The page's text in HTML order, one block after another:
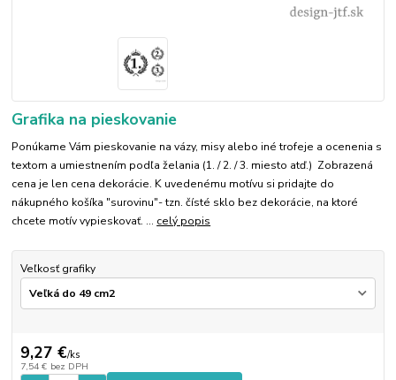
Grafika na pieskovanie
Ponúkame Vám pieskovanie na vázy, misy alebo iné trofeje a ocenenia s
textom a umiestnením podľa želania (1. / 2. / 3. miesto atď.) Zobrazená
cena je len cena dekorácie. K uvedenému motívu si pridajte do
nákupného košíka "surovinu"- tzn. čísté sklo bez dekorácie, na ktoré
chcete motív vypieskovať. ... celý popis
Veľkosť grafiky
9,27 €/ks
7,54 € bez DPH